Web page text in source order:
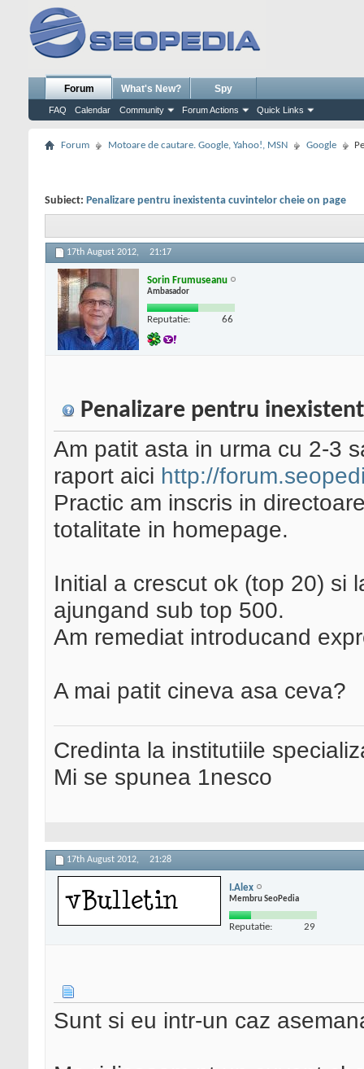
Forum
FAQ Calendar Community Forum Actions Quick Links
What's New? Spy
Forum Motoare de cautare. Google, Yahoo!, MSN Google
Subiect: Penalizare pentru inexistenta cuvintelor cheie on page
17th August 2012, 21:17
Sorin Frumuseanu
Ambasador
Reputatie: 66
Penalizare pentru
Am patit asta in urma cu 2-3
raport aici http://
Practic am inscris in
totalitate in homepage.
Initial a crescut ok (top 20) si
ajungand sub top 500.
Am remediat introducand
A mai patit cineva asa ceva?
Credinta la institutiile
Mi se spunea 1nesco
17th August 2012, 21:28
I.Alex
Membru SeoPedia
Reputatie: 29
Sunt si eu intr-un caz